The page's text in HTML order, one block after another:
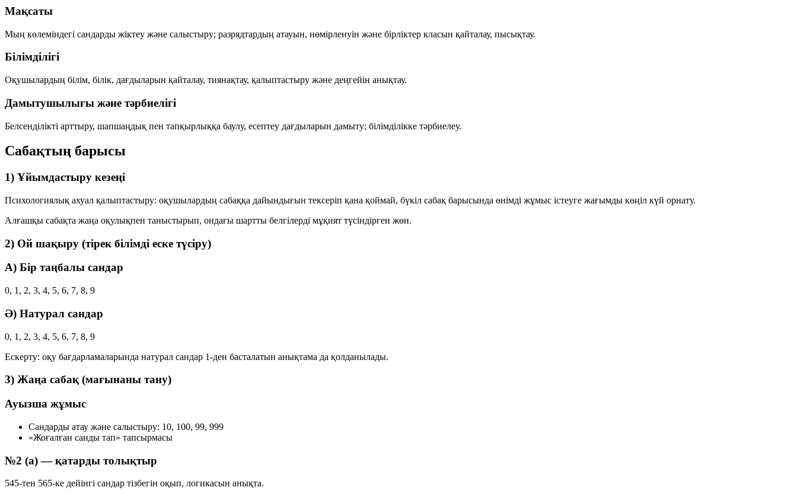
Мақсаты
Мың көлеміндегі сандарды жіктеу және салыстыру; разрядтардың атауын, нөмірленуін және бірліктер класын қайталау, пысықтау.
Білімділігі
Оқушылардың білім, білік, дағдыларын қайталау, тиянақтау, қалыптастыру және деңгейін анықтау.
Дамытушылығы және тәрбиелігі
Белсенділікті арттыру, шапшаңдық пен тапқырлыққа баулу, есептеу дағдыларын дамыту; білімділікке тәрбиелеу.
Сабақтың барысы
1) Ұйымдастыру кезеңі
Психологиялық ахуал қалыптастыру: оқушылардың сабаққа дайындығын тексеріп қана қоймай, бүкіл сабақ барысында өнімді жұмыс істеуге жағымды көңіл күй орнату.
Алғашқы сабақта жаңа оқулықпен таныстырып, ондағы шартты белгілерді мұқият түсіндірген жөн.
2) Ой шақыру (тірек білімді еске түсіру)
A) Бір таңбалы сандар
0, 1, 2, 3, 4, 5, 6, 7, 8, 9
Ә) Натурал сандар
0, 1, 2, 3, 4, 5, 6, 7, 8, 9
Ескерту: оқу бағдарламаларында натурал сандар 1-ден басталатын анықтама да қолданылады.
3) Жаңа сабақ (мағынаны тану)
Ауызша жұмыс
Сандарды атау және салыстыру: 10, 100, 99, 999
«Жоғалған санды тап» тапсырмасы
№2 (а) — қатарды толықтыр
545-тен 565-ке дейінгі сандар тізбегін оқып, логикасын анықта.